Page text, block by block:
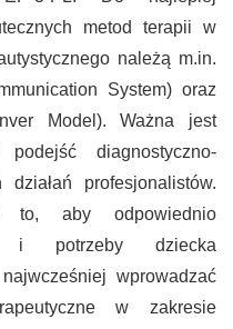
metod terapii w
należą m.in.
System) oraz
Model). Ważna jest
diagnostyczno-
profesjonalistów.
to, aby odpowiednio
i potrzeby dziecka
wprowadzać
w zakresie